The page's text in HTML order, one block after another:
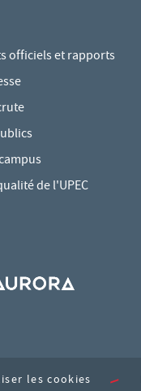
officiels et rapports
de l'UPEC
les cookies